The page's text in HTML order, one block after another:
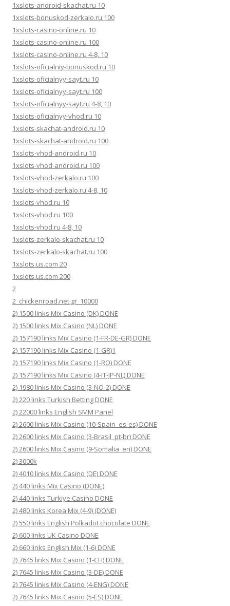
1xslots-android-skachat.ru 10
1xslots-bonuskod-zerkalo.ru 100
1xslots-casino-online.ru 10
1xslots-casino-online.ru 100
1xslots-casino-online.ru 4-8, 10
1xslots-oficialniy-bonuskod.ru 10
1xslots-oficialnyy-sayt.ru 10
1xslots-oficialnyy-sayt.ru 100
1xslots-oficialnyy-sayt.ru 4-8, 10
1xslots-oficialnyy-vhod.ru 10
1xslots-skachat-android.ru 10
1xslots-skachat-android.ru 100
1xslots-vhod-android.ru 10
1xslots-vhod-android.ru 100
1xslots-vhod-zerkalo.ru 100
1xslots-vhod-zerkalo.ru 4-8, 10
1xslots-vhod.ru 10
1xslots-vhod.ru 100
1xslots-vhod.ru 4-8, 10
1xslots-zerkalo-skachat.ru 10
1xslots-zerkalo-skachat.ru 100
1xslots.us.com 20
1xslots.us.com 200
2
2_chickenroad.net.gr_10000
2) 1500 links Mix Casino (DK) DONE
2) 1500 links Mix Casino (NL) DONE
2) 157190 links Mix Casino (1-FR-DE-GR) DONE
2) 157190 links Mix Casino (1-GR)1
2) 157190 links Mix Casino (1-RO) DONE
2) 157190 links Mix Casino (4-IT-JP-NL) DONE
2) 1980 links Mix Casino (3-NO-2) DONE
2) 220 links Turkish Betting DONE
2) 22000 links English SMM Panel
2) 2600 links Mix Casino (10-Spain_es-es) DONE
2) 2600 links Mix Casino (3-Brasil_pt-br) DONE
2) 2600 links Mix Casino (9-Somalia_en) DONE
2) 3000k
2) 4010 links Mix Casino (DE) DONE
2) 440 links Mix Casino (DONE)
2) 440 links Turkiye Casino DONE
2) 480 links Korea Mix (4-9) (DONE)
2) 550 links English Polkadot chocolate DONE
2) 600 links UK Casino DONE
2) 660 links English Mix (1-6) DONE
2) 7645 links Mix Casino (1-CH) DONE
2) 7645 links Mix Casino (3-DE) DONE
2) 7645 links Mix Casino (4-ENG) DONE
2) 7645 links Mix Casino (5-ES) DONE